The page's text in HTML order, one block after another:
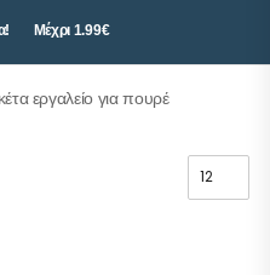
Μέχρι 1.99€
εργαλείο για πουρέ